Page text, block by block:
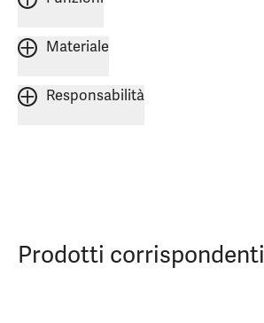
Materiale
Responsabilità
Prodotti corrispondenti